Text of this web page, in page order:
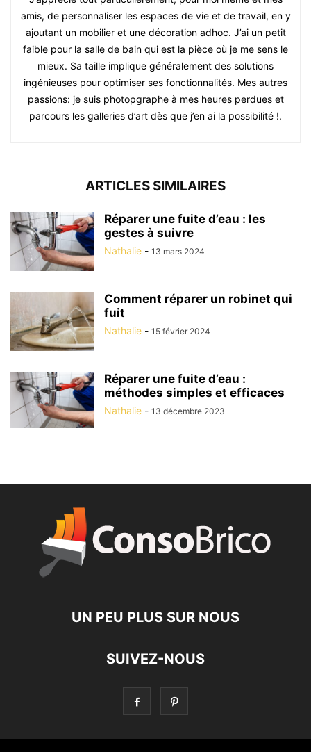
amis, de personnaliser les espaces de vie et de travail, en y
ajoutant un mobilier et une décoration adhoc. J’ai un petit
faible pour la salle de bain qui est la pièce où je me sens le
mieux. Sa taille implique généralement des solutions
ingénieuses pour optimiser ses fonctionnalités. Mes autres
passions: je suis photopgraphe à mes heures perdues et
parcours les galleries d’art dès que j’en ai la possibilité !.
ARTICLES SIMILAIRES
Réparer une fuite d’eau : les
gestes à suivre
Nathalie - 13 mars 2024
Comment réparer un robinet qui
fuit
Nathalie - 15 février 2024
Réparer une fuite d’eau :
méthodes simples et efficaces
Nathalie - 13 décembre 2023
UN PEU PLUS SUR NOUS
SUIVEZ-NOUS